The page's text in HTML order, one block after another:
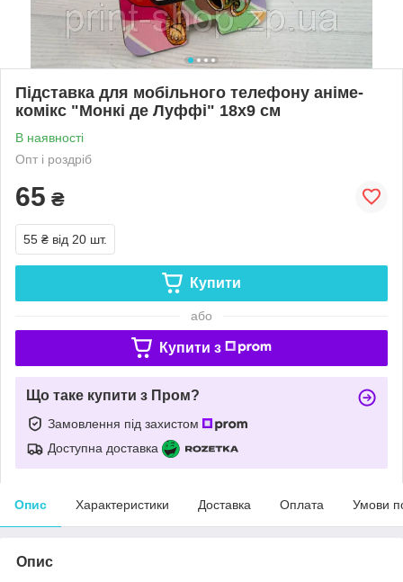
Підставка для мобільного телефону аніме-
комікс "Монкі де Луффі" 18х9 см
В наявності
Опт і роздріб
65 ₴
55 ₴ від 20 шт.
Купити
або
Купити з
Що таке купити з Пром?
Замовлення під захистом
Доступна доставка
Опис Характеристики Доставка Оплата Умови
Опис